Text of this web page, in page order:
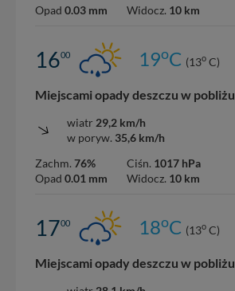
Opad 0.03 mm
Widocz. 10 km
1600 19oC (13o C)
Miejscami opady deszczu w pobliżu
wiatr 29,2 km/h
w poryw. 35,6 km/h
Zachm. 76%
Opad 0.01 mm
Ciśn. 1017 hPa
Widocz. 10 km
1700 18oC (13o C)
Miejscami opady deszczu w pobliżu